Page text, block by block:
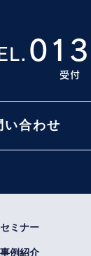
受付
い合わせ
セミナー
事例紹介